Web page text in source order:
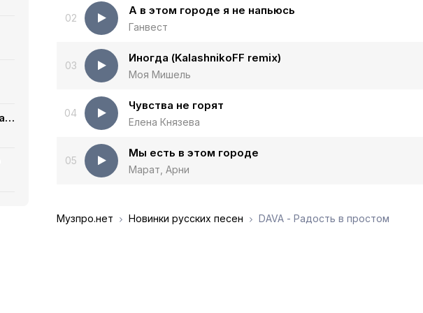
Акулич, Молодой Платон
02
А в этом городе я не напьюсь
Ганвест
03
Иногда (KalashnikoFF remix)
Моя Мишель
04
Чувства не горят
Елена Князева
05
Мы есть в этом городе
Марат, Арни
Музпро.нет Новинки русских песен DAVA - Радость в простом